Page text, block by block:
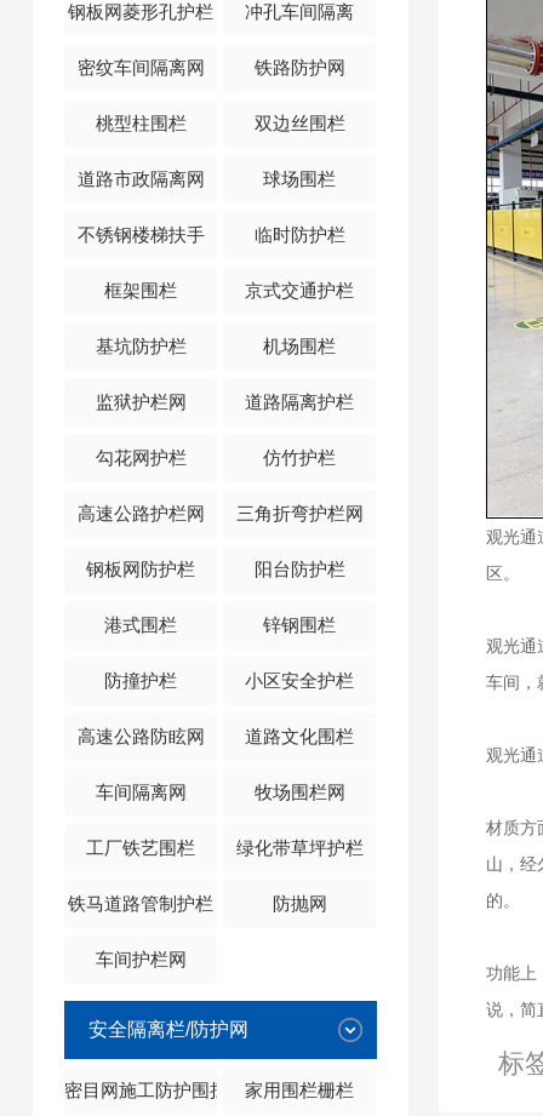
钢板网菱形孔护栏 冲孔车间隔离
密纹车间隔离网 铁路防护网
桃型柱围栏 双边丝围栏
道路市政隔离网 球场围栏
不锈钢楼梯扶手 临时防护栏
框架围栏 京式交通护栏
基坑防护栏 机场围栏
监狱护栏网 道路隔离护栏
勾花网护栏 仿竹护栏
高速公路护栏网 三角折弯护栏网
钢板网防护栏 阳台防护栏
港式围栏 锌钢围栏
防撞护栏 小区安全护栏
高速公路防眩网 道路文化围栏
车间隔离网 牧场围栏网
工厂铁艺围栏 绿化带草坪护栏
铁马道路管制护栏 防抛网
车间护栏网
安全隔离栏/防护网
密目网施工防护围挡 家用围栏栅栏
观光通
区。
观光通
车间，
观光通
材质方
山，经
的。
功能上
说，简
标